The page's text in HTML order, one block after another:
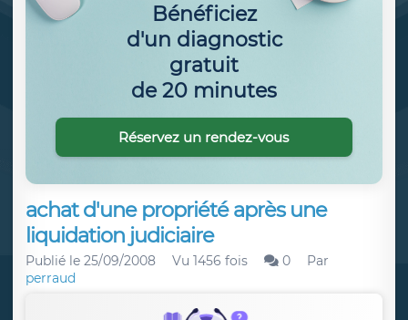
achat d'une propriété après une
liquidation judiciaire
Publié le 25/09/2008 Vu 1456 fois 0
Par
perraud
Bénéficiez
d'un diagnostic
gratuit
de 20 minutes
Réservez un rendez-vous